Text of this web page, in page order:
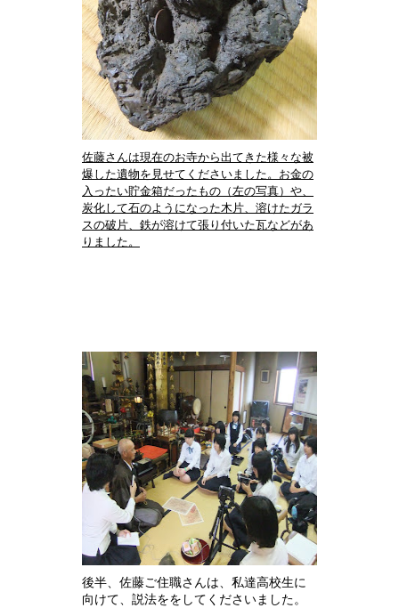
佐藤さんは現在のお寺から出てきた様々な被
爆した遺物を見せてくださいました。お金の
入ったい貯金箱だったもの（左の写真）や、
炭化して石のようになった木片、溶けたガラ
スの破片、鉄が溶けて張り付いた瓦などがあ
りました。
後半、佐藤ご住職さんは、私達高校生に
向けて、説法ををしてくださいました。